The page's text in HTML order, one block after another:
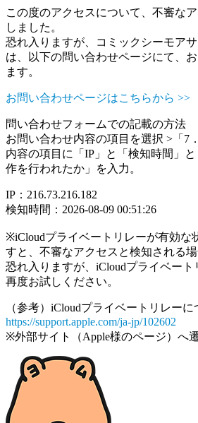
この度のアクセスについて、不審な
しました。
恐れ入りますが、コミックシーモア
は、以下の問い合わせページにて、
ます。
お問い合わせページはこちらから >>
問い合わせフォームでの記載の方法
お問い合わせ内容の項目を選択 >「7
内容の項目に「IP」と「検知時間」
作を行われたか」を入力。
IP：216.73.216.182
検知時間：2026-08-09 00:51:26
※iCloudプライベートリレーが有効な
すと、不審なアクセスと検知される場
恐れ入りますが、iCloudプライベート
再度お試しください。
（参考）iCloudプライベートリレーに
https://support.apple.com/ja-jp/102602
※外部サイト（Apple様のページ）へ